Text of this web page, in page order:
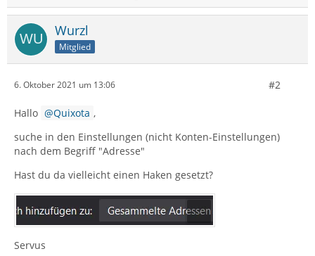
Wurzl
Mitglied
6. Oktober 2021 um 13:06 #2
Hallo Quixota ,
suche in den Einstellungen (nicht Konten-Einstellungen)
nach dem Begriff "Adresse"
Hast du da vielleicht einen Haken gesetzt?
Servus